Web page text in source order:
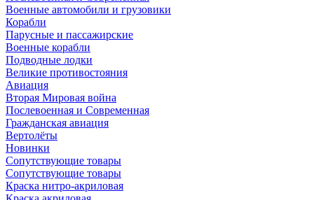
Военные автомобили и грузовики
Корабли
Парусные и пассажирские
Военные корабли
Подводные лодки
Великие противостояния
Авиация
Вторая Мировая война
Послевоенная и Современная
Гражданская авиация
Вертолёты
Новинки
Сопутствующие товары
Сопутствующие товары
Краска нитро-акриловая